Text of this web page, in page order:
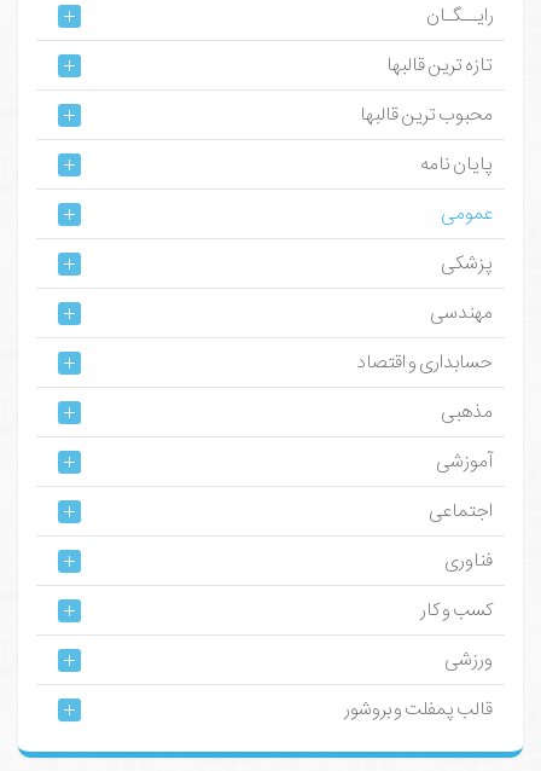
رایــگـان
تازه ترین قالبها
محبوب ترین قالبها
پایان نامه
عمومی
پزشکی
مهندسی
حسابداری و اقتصاد
مذهبی
آموزشی
اجتماعی
فناوری
کسب و کار
ورزشی
قالب پمفلت و بروشور